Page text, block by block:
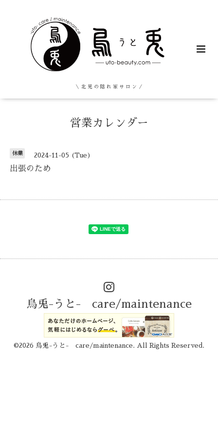
＼ 北 見 の 隠 れ 家 サ ロ ン ／
営業カレンダー
休業 2024-11-05 (Tue)
出張のため
烏兎-うと- care/maintenance
©2026 烏兎-うと- care/maintenance . All Rights Reserved.